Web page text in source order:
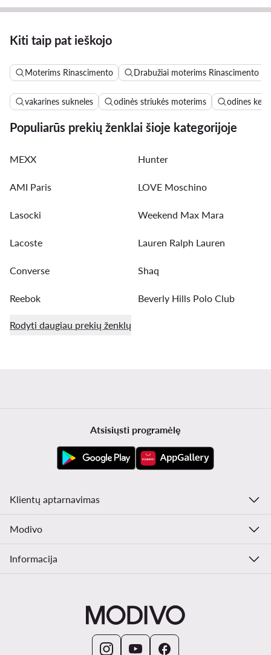
Kiti taip pat ieškojo
Moterims Rinascimento Drabužiai moterims Rinascimento
vakarines sukneles odinės striukės moterims odines
Populiarūs prekių ženklai šioje kategorijoje
MEXX Hunter
AMI Paris LOVE Moschino
Lasocki Weekend Max Mara
Lacoste Lauren Ralph Lauren
Converse Shaq
Reebok Beverly Hills Polo Club
Rodyti daugiau prekių ženklų
Atsisiųsti programėlę
Klientų aptarnavimas
Modivo
Informacija